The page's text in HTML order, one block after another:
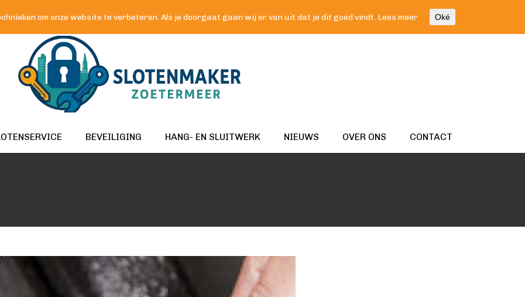
BEVEILIGING HANG- EN SLUITWERK NIEUWS OVER ONS CONTACT
om onze website te verbeteren. Als je doorgaat gaan wij er van uit dat je dit goed vindt. Lees meer Oké